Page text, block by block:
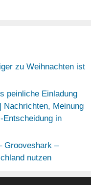
zu Weihnachten ist
peinliche Einladung
Nachrichten, Meinung
Entscheidung in
Grooveshark –
nutzen